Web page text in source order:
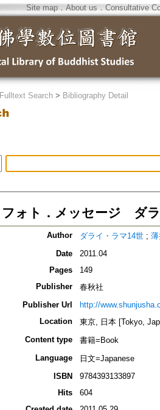
Site map．About us ． Consultative
Fulltext Search > Bibliography Detail
フォト．メッセージ ダ
Author ダライ・ラマ14世 ;
Date
2011.04
Pages
149
Publisher
春秋社
Publisher Url
http://
Location
東京, 日本 [Tokyo,
Content type
書籍=Book
Language
日文=Japanese
ISBN
9784393133897
Hits
604